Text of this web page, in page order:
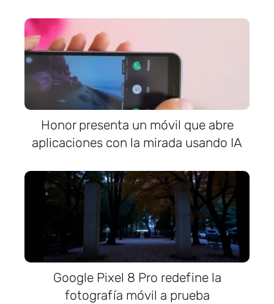
Honor presenta un móvil que abre
aplicaciones con la mirada usando IA
Google Pixel 8 Pro redefine la
fotografía móvil a prueba